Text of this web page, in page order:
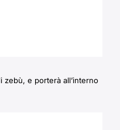
e porterà all’interno